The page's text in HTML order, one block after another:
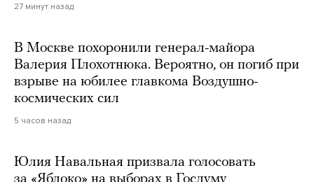
27 минут назад
В Москве похоронили генерал-майора
Валерия Плохотнюка. Вероятно, он погиб при
взрыве на юбилее главкома Воздушно-
космических сил
5 часов назад
Юлия Навальная призвала голосовать
за «Яблоко» на выборах в Госдуму